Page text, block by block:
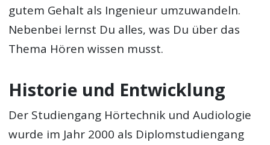
gutem Gehalt als Ingenieur umzuwandeln.
Nebenbei lernst Du alles, was Du über das
Thema Hören wissen musst.
Historie und Entwicklung
Der Studiengang Hörtechnik und Audiologie
wurde im Jahr 2000 als Diplomstudiengang